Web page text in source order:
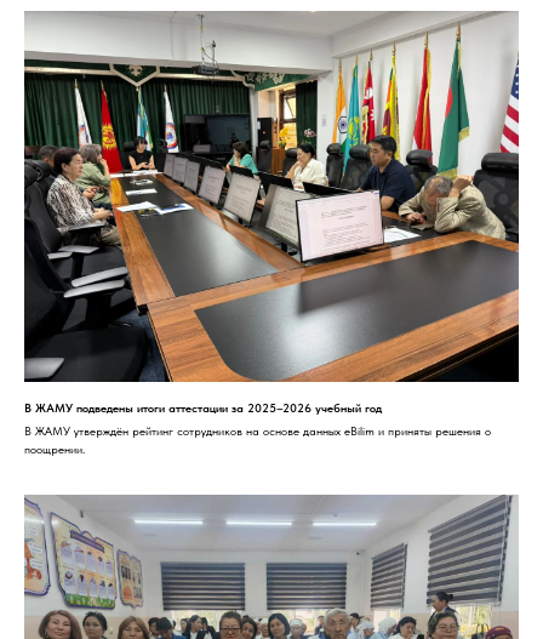
В ЖАМУ подведены итоги аттестации за 2025–2026 учебный год
В ЖАМУ утверждён рейтинг сотрудников на основе данных eBilim и приняты решения о
поощрении.